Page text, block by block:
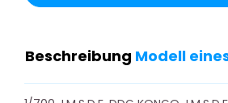
Beschreibung Modell